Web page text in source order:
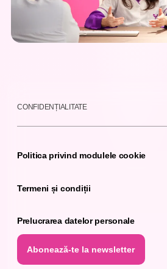
CONFIDENȚIALITATE
Politica privind modulele cookie
Termeni și condiții
Prelucrarea datelor personale
Abonează-te la newsletter
Abonează-te la newsletter